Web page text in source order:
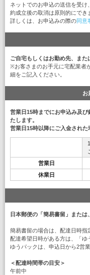
ネットでのお申込の送信を受
約成立後の取消は原則的にでき
詳しくは、お申込みの際の同意
ご自宅もしくはお勤め先、また
※お客さまのお手元に宅配業者
細をご記入ください。
お
営業日15時までにお申込み及
たします。
営業日15時以降にご入金された
営業日
休業日
日本郵便の「簡易書留」または
簡易書留の場合は、配達日時指
配達希望日時がある方は、「ゆ
ゆうパックは、申込日から2営
＜配達時間帯の目安＞
午前中